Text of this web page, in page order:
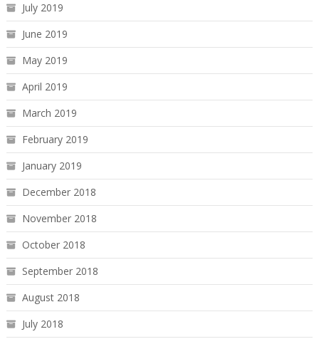
July 2019
June 2019
May 2019
April 2019
March 2019
February 2019
January 2019
December 2018
November 2018
October 2018
September 2018
August 2018
July 2018